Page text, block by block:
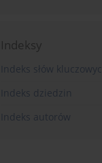
Indeksy
Indeks słów
Indeks dziedzin
Indeks autorów